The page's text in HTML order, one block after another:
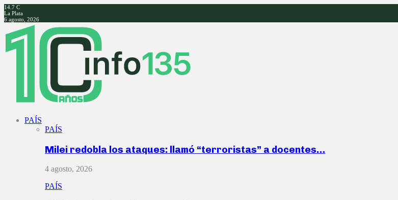
14.7 C
La Plata
6 agosto, 2026
Facebook
Twitter
Instagram
Youtube
PAÍS
PAÍS
Milei redobla los ataques: llamó “terroristas” a docentes…
4 agosto, 2026
PAÍS